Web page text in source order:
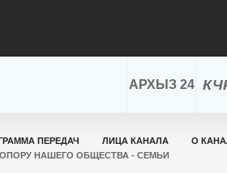
АРХЫЗ 24
ПЕРЕДАЧ ЛИЦА КАНАЛА О
НАШЕГО ОБЩЕСТВА - СЕМЬИ